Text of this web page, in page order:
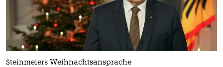
Steinmeiers Weihnachtsansprache